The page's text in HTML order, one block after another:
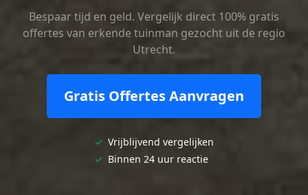
Bespaar tijd en geld. Vergelijk direct 100% gratis
offertes van erkende tuinman gezocht uit de regio
Utrecht.
Gratis Offertes Aanvragen
✓ Vrijblijvend vergelijken
✓ Binnen 24 uur reactie